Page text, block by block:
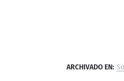
ARCHIVADO EN: